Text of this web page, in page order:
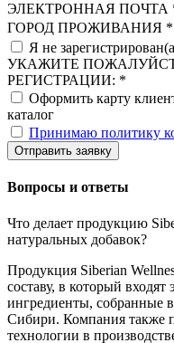
ЭЛЕКТРОННАЯ ПОЧТА
ГОРОД ПРОЖИВАНИЯ *
Я не
УКАЖИТЕ
РЕГИСТРАЦИИ: *
Оформить карту
каталог
Принимаю политику
Отправить заявку
Вопросы и ответы
Что делает продукцию
натуральных добавок?
Продукция Siberian
составу, в который
ингредиенты, собранные
Сибири. Компания также
технологии в